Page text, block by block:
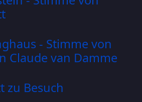
- Stimme von
Claude van Damme
zu Besuch